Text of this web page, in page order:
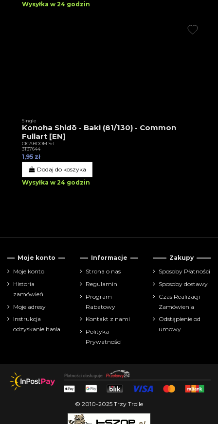
Wysyłka w 24 godzin
Single
Konoha Shidō - Baki (81/130) - Common
Fullart [EN]
CICABOOM Srl
3T37644
1,95 zł
Dodaj do koszyka
Wysyłka w 24 godzin
Moje konto
Moje konto
Historia
zamówień
Moje adresy
Instrukcja
odzyskanie hasła
Informacje
Strona o nas
Regulamin
Program
Rabatowy
Kontakt z nami
Polityka
Prywatności
Zakupy
Sposoby Płatności
Sposoby dostawy
Czas Realizacji
Zamówienia
Odstąpienie od
umowy
© 2010-2025 Trzy Trolle